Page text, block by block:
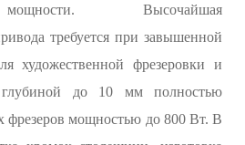
Высочайшая
требуется при завышенной
художественной фрезеровки и
глубиной до 10 мм полностью
фрезеров мощностью до 800 Вт. В